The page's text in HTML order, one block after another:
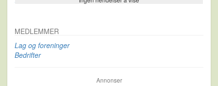
MEDLEMMER
Lag og foreninger
Bedrifter
Annonser